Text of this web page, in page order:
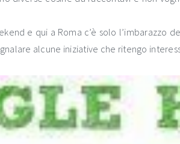
e qui a Roma c’è solo l’imbarazzo
alcune iniziative che ritengo